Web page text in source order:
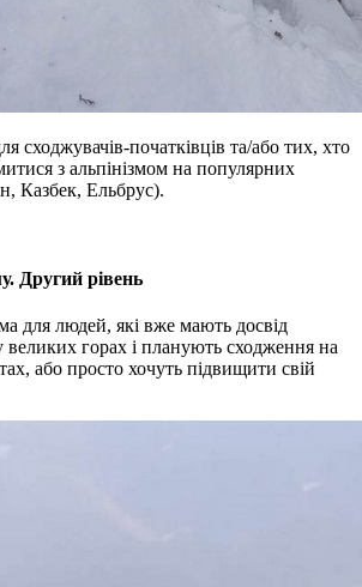
сходжувачів-початківців та/або тих, хто
з альпінізмом на популярних
Казбек, Ельбрус).
Другий рівень
для людей, які вже мають досвід
великих горах і планують сходження на
або просто хочуть підвищити свій